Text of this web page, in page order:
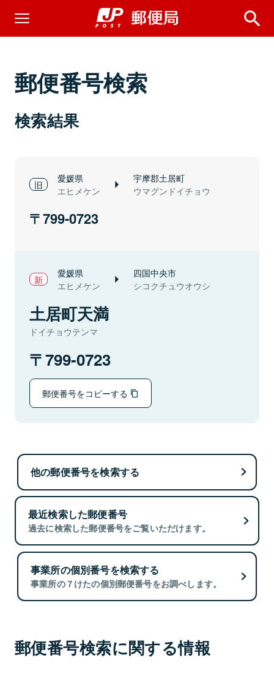
郵便番号検索
検索結果
愛媛県
エヒメケン
宇摩郡土居町
ウマグンドイチョウ
799-0723
愛媛県
エヒメケン
四国中央市
シコクチュウオウシ
土居町天満
ドイチョウテンマ
799-0723
郵便番号をコピーする
他の郵便番号を検索する
最近検索した郵便番号
過去に検索した郵便番号をご覧いただけます。
事業所の個別番号を検索する
事業所の７けたの個別郵便番号をお調べします。
郵便番号検索に関する情報